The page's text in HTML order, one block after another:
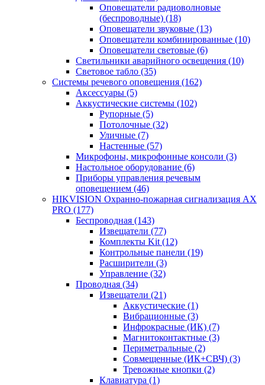
Оповещатели радиоволновые
(беспроводные) (18)
Оповещатели звуковые (13)
Оповещатели комбинированные (10)
Оповещатели световые (6)
Светильники аварийного освещения (10)
Световое табло (35)
Системы речевого оповещения (162)
Аксессуары (5)
Аккустические системы (102)
Рупорные (5)
Потолочные (32)
Уличные (7)
Настенные (57)
Микрофоны, микрофонные консоли (3)
Настольное оборудование (6)
Приборы управления речевым
оповещением (46)
HIKVISION Охранно-пожарная сигнализация AX
PRO (177)
Беспроводная (143)
Извещатели (77)
Комплекты Kit (12)
Контрольные панели (19)
Расширители (3)
Управление (32)
Проводная (34)
Извещатели (21)
Аккустические (1)
Вибрационные (3)
Инфрокрасные (ИК) (7)
Магнитоконтактные (3)
Периметральные (2)
Совмещенные (ИК+СВЧ) (3)
Тревожные кнопки (2)
Клавиатура (1)